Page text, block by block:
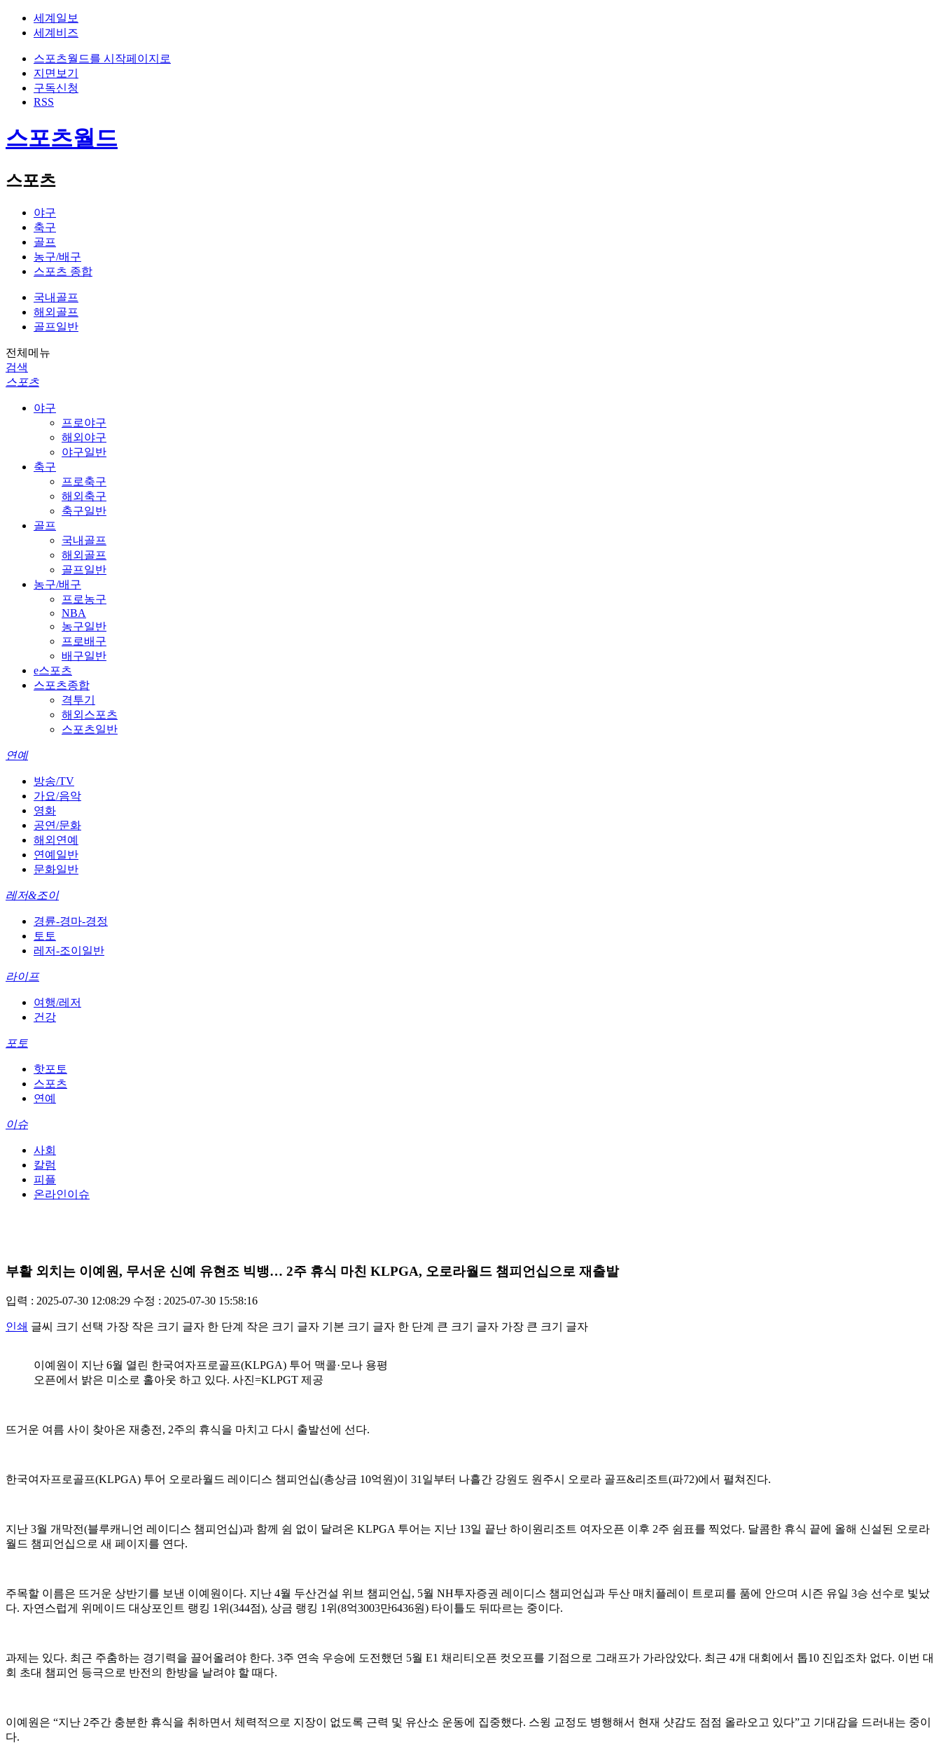
세계일보
세계비즈
스포츠월드를 시작페이지로
지면보기
구독신청
RSS
스포츠월드
스포츠
야구
축구
골프
농구/배구
스포츠 종합
국내골프
해외골프
골프일반
전체메뉴
검색
스포츠
야구
프로야구
해외야구
야구일반
축구
프로축구
해외축구
축구일반
골프
국내골프
해외골프
골프일반
농구/배구
프로농구
NBA
농구일반
프로배구
배구일반
e스포츠
스포츠종합
격투기
해외스포츠
스포츠일반
연예
방송/TV
가요/음악
영화
공연/문화
해외연예
연예일반
문화일반
레저&조이
경륜-경마-경정
토토
레저-조이일반
라이프
여행/레저
건강
포토
핫포토
스포츠
연예
이슈
사회
칼럼
피플
온라인이슈
부활 외치는 이예원, 무서운 신예 유현조 빅뱅… 2주 휴식 마친 KLPGA, 오로라월드 챔피언십으로 재출발
입력 : 2025-07-30 12:08:29 수정 : 2025-07-30 15:58:16
인쇄 글씨 크기 선택 가장 작은 크기 글자 한 단계 작은 크기 글자 기본 크기 글자 한 단계 큰 크기 글자 가장 큰 크기 글자
이예원이 지난 6월 열린 한국여자프로골프(KLPGA) 투어 맥콜·모나 용평
오픈에서 밝은 미소로 홀아웃 하고 있다. 사진=KLPGT 제공
뜨거운 여름 사이 찾아온 재충전, 2주의 휴식을 마치고 다시 출발선에 선다.
한국여자프로골프(KLPGA) 투어 오로라월드 레이디스 챔피언십(총상금 10억원)이 31일부터 나흘간 강원도 원주시 오로라 골프&리조트(파72)에서 펼쳐진다.
지난 3월 개막전(블루캐니언 레이디스 챔피언십)과 함께 쉼 없이 달려온 KLPGA 투어는 지난 13일 끝난 하이원리조트 여자오픈 이후 2주 쉼표를 찍었다. 달콤한 휴식 끝에 올해 신설된 오로라
월드 챔피언십으로 새 페이지를 연다.
주목할 이름은 뜨거운 상반기를 보낸 이예원이다. 지난 4월 두산건설 위브 챔피언십, 5월 NH투자증권 레이디스 챔피언십과 두산 매치플레이 트로피를 품에 안으며 시즌 유일 3승 선수로 빛났
다. 자연스럽게 위메이드 대상포인트 랭킹 1위(344점), 상금 랭킹 1위(8억3003만6436원) 타이틀도 뒤따르는 중이다.
과제는 있다. 최근 주춤하는 경기력을 끌어올려야 한다. 3주 연속 우승에 도전했던 5월 E1 채리티오픈 컷오프를 기점으로 그래프가 가라앉았다. 최근 4개 대회에서 톱10 진입조차 없다. 이번 대
회 초대 챔피언 등극으로 반전의 한방을 날려야 할 때다.
이예원은 “지난 2주간 충분한 휴식을 취하면서 체력적으로 지장이 없도록 근력 및 유산소 운동에 집중했다. 스윙 교정도 병행해서 현재 샷감도 점점 올라오고 있다”고 기대감을 드러내는 중이
다.